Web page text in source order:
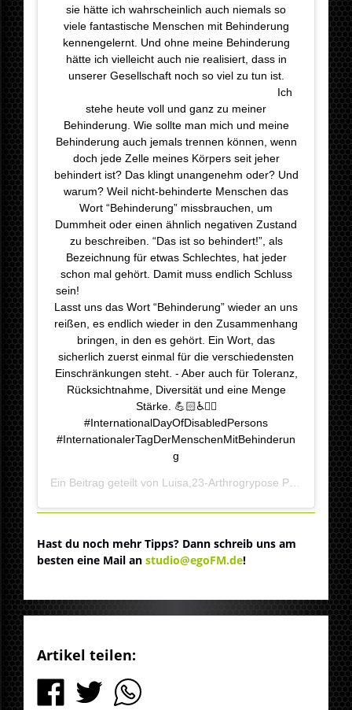
sie hätte ich wahrscheinlich auch niemals so
viele fantastische Menschen mit Behinderung
kennengelernt. Und ohne meine Behinderung
hätte ich vielleicht auch nie realisiert, dass in
unserer Gesellschaft noch so viel zu tun ist.
⠀⠀⠀⠀⠀⠀⠀⠀⠀⠀⠀⠀⠀⠀⠀⠀⠀⠀⠀ ⠀⠀⠀⠀⠀ ⠀ ⠀ Ich
stehe heute voll und ganz zu meiner
Behinderung. Wie sollte man mich und meine
Behinderung auch jemals trennen können, wenn
doch jede Zelle meines Körpers seit jeher
behindert ist? Das klingt unangenehm oder? Und
warum? Weil nicht-behinderte Menschen das
Wort “Behinderung” missbrauchen, um
Dummheit oder einen ähnlich negativen Zustand
zu beschreiben. “Das ist so behindert!”, als
Bezeichnung für etwas Schlechtes, hat jeder
schon mal gehört. Damit muss endlich Schluss
sein! ⠀⠀⠀⠀⠀⠀⠀⠀⠀⠀⠀⠀⠀⠀⠀⠀⠀⠀⠀ ⠀⠀⠀⠀⠀ ⠀ ⠀
Lasst uns das Wort “Behinderung” wieder an uns
reißen, es endlich wieder in den Zusammenhang
bringen, in den es gehört. Ein Wort, das
sicherlich zuerst einmal für die verschiedensten
Einschränkungen steht. - Aber auch für Toleranz,
Rücksichtnahme, Diversität und eine Menge
Stärke. 💪🏻♿️✊🏻
#InternationalDayOfDisabledPersons
#InternationalerTagDerMenschenMitBehinderun
g
Ein Beitrag geteilt von Luisa,23-Arthrogrypose PIEZO2🧬
Hast du noch mehr Tipps? Dann schreib uns am
besten eine Mail anstudio@egoFM.de!
Artikel teilen: